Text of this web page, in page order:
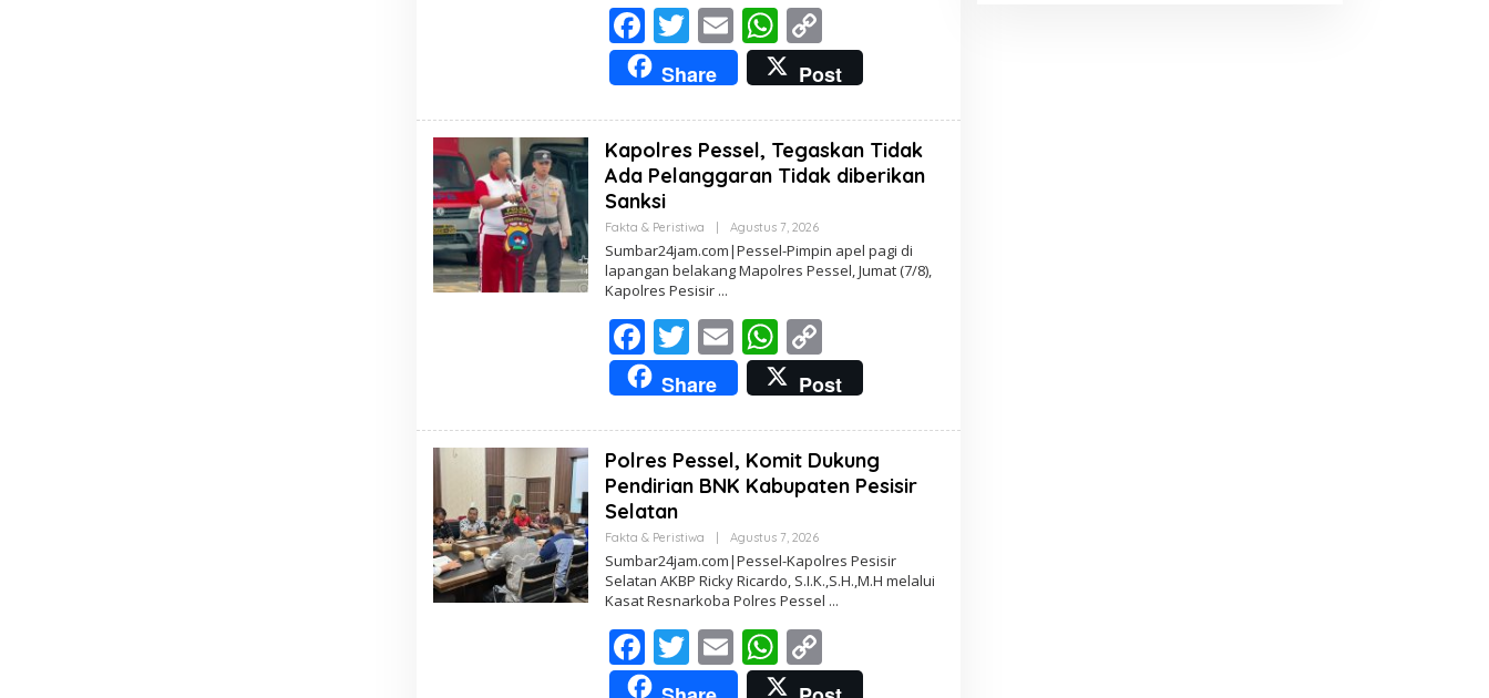
D
K
U
R
F
ac
e
b
o
o
k
T
w
itt
er
E
m
ai
l
W
h
at
s
A
p
C
o
p
y
Li
k
Share Post
Kapolres Pessel, Tegaskan Tidak
Ada Pelanggaran Tidak diberikan
Sanksi
Fakta & Peristiwa | Agustus 7, 2026O
E
H
D
K
U
R
Sumbar24jam.com|Pessel-Pimpin apel pagi di
lapangan belakang Mapolres Pessel, Jumat (7/8),
Kapolres Pesisir
F
ac
e
b
o
o
k
T
w
itt
er
E
m
ai
l
W
h
at
s
A
p
p
C
o
p
y
Li
k
Share Post
Polres Pessel, Komit Dukung
Pendirian BNK Kabupaten Pesisir
Selatan
Fakta & Peristiwa | Agustus 7, 2026O
E
H
R
D
K
U
Sumbar24jam.com|Pessel-Kapolres Pesisir
Selatan AKBP Ricky Ricardo, S.I.K.,S.H.,M.H melalui
Kasat Resnarkoba Polres Pessel
F
ac
T
w
E
m
W
h
C
o